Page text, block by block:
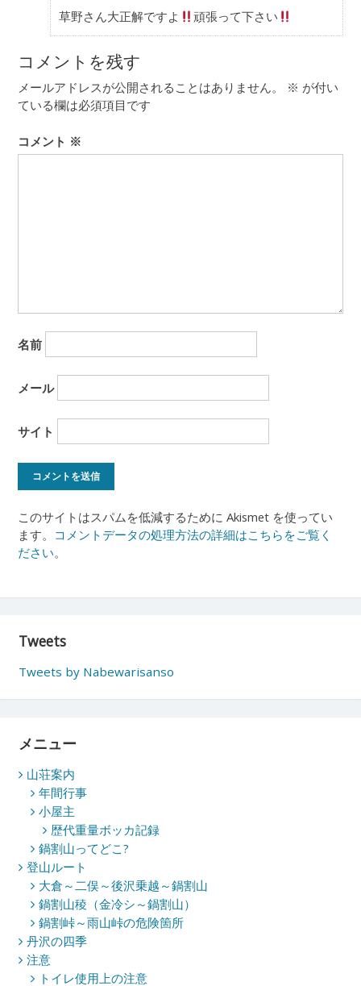
草野さん大正解ですよ 頑張って下さい
コメントを残す
メールアドレスが公開されることはありません。 ※ が付い
ている欄は必須項目です
コメント ※
名前
メール
サイト
このサイトはスパムを低減するために Akismet を使ってい
ます。 コメントデータの処理方法の詳細はこちらをご覧く
ださい。
Tweets
Tweets by Nabewarisanso
メニュー
山荘案内
年間行事
小屋主
歴代重量ボッカ記録
鍋割山ってどこ?
登山ルート
大倉～二俣～後沢乗越～鍋割山
鍋割山稜（金冷シ～鍋割山）
鍋割峠～雨山峠の危険箇所
丹沢の四季
注意
トイレ使用上の注意